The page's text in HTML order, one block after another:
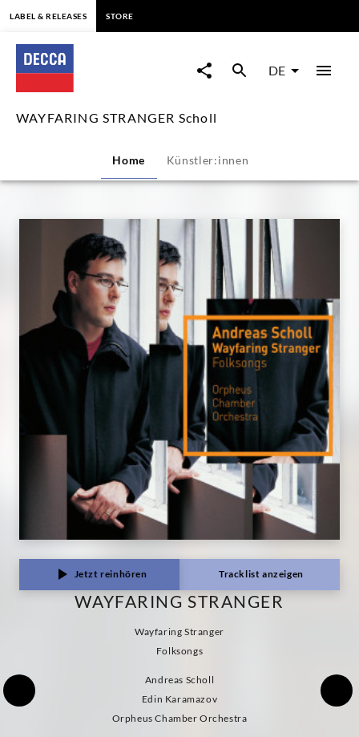
WAYFARING
STRANGER
Scholl
Decca
Classics
LABEL & RELEASES STORE
DE
WAYFARING STRANGER Scholl
Home Künstler:innen
Jetzt reinhören Tracklist anzeigen
WAYFARING STRANGER
Wayfaring Stranger
Folksongs
Andreas Scholl
Edin Karamazov
Orpheus Chamber Orchestra